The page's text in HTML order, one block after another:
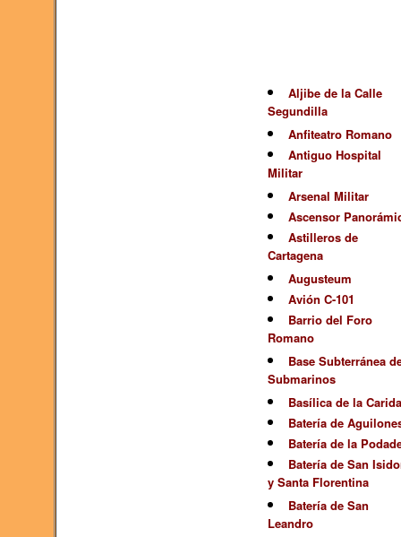
Aljibe de la Calle
Segundilla
Anfiteatro Romano
Antiguo Hospital
Militar
Arsenal Militar
Ascensor
Astilleros de
Cartagena
Augusteum
Avión C-101
Barrio del Foro
Romano
Base Subterránea
Submarinos
Basílica de la
Batería de
Batería de la
Batería de San
y Santa Florentina
Batería de San
Leandro